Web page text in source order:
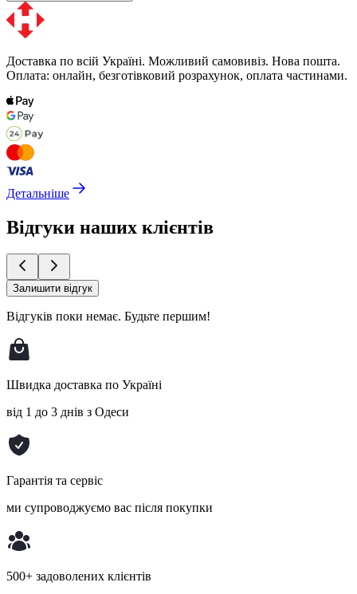
Доставка по всій Україні. Можливий самовивіз. Нова пошта.
Оплата: онлайн, безготівковий розрахунок, оплата частинами.
Детальніше
Відгуки наших клієнтів
Залишити відгук
Відгуків поки немає. Будьте першим!
Швидка доставка по Україні
від 1 до 3 днів з Одеси
Гарантія та сервіс
ми супроводжуємо вас після покупки
500+ задоволених клієнтів